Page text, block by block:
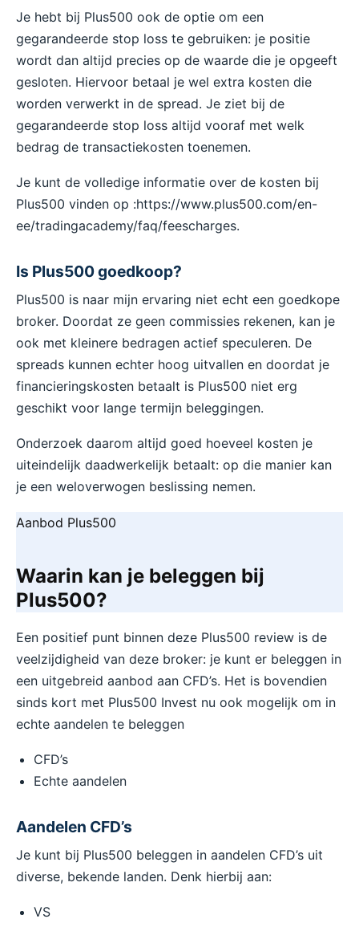
Je hebt bij Plus500 ook de optie om een
gegarandeerde stop loss te gebruiken: je positie
wordt dan altijd precies op de waarde die je opgeeft
gesloten. Hiervoor betaal je wel extra kosten die
worden verwerkt in de spread. Je ziet bij de
gegarandeerde stop loss altijd vooraf met welk
bedrag de transactiekosten toenemen.
Je kunt de volledige informatie over de kosten bij
Plus500 vinden op :https://www.plus500.com/en-
ee/tradingacademy/faq/feescharges.
Is Plus500 goedkoop?
Plus500 is naar mijn ervaring niet echt een goedkope
broker. Doordat ze geen commissies rekenen, kan je
ook met kleinere bedragen actief speculeren. De
spreads kunnen echter hoog uitvallen en doordat je
financieringskosten betaalt is Plus500 niet erg
geschikt voor lange termijn beleggingen.
Onderzoek daarom altijd goed hoeveel kosten je
uiteindelijk daadwerkelijk betaalt: op die manier kan
je een weloverwogen beslissing nemen.
Aanbod Plus500
Waarin kan je beleggen bij
Plus500?
Een positief punt binnen deze Plus500 review is de
veelzijdigheid van deze broker: je kunt er beleggen in
een uitgebreid aanbod aan CFD’s. Het is bovendien
sinds kort met Plus500 Invest nu ook mogelijk om in
echte aandelen te beleggen
CFD’s
Echte aandelen
Aandelen CFD’s
Je kunt bij Plus500 beleggen in aandelen CFD’s uit
diverse, bekende landen. Denk hierbij aan:
VS